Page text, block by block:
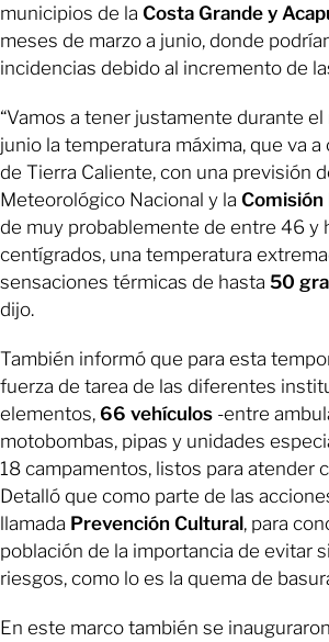
municipios de la Costa Grande y
meses de marzo a junio, donde
incidencias debido al incremento de
“Vamos a tener justamente durante
junio la temperatura máxima, que va a
de Tierra Caliente, con una previsión
Meteorológico Nacional y la Comisión
de muy probablemente de entre 46 y
centígrados, una temperatura
sensaciones térmicas de hasta 50
dijo.
También informó que para esta
fuerza de tarea de las diferentes
elementos, 66 vehículos -entre
motobombas, pipas y unidades
18 campamentos, listos para atender
Detalló que como parte de las
llamada Prevención Cultural, para
población de la importancia de evitar
riesgos, como lo es la quema de
En este marco también se